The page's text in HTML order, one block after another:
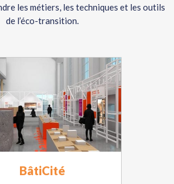
les métiers, les techniques et les outils
de l’éco-transition.
BâtiCité